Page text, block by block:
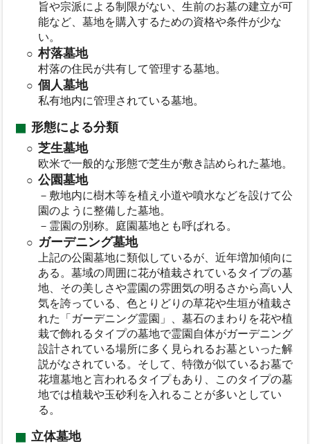
旨や宗派による制限がない、生前のお墓の建立が可
能など、墓地を購入するための資格や条件が少な
い。
村落墓地
村落の住民が共有して管理する墓地。
個人墓地
私有地内に管理されている墓地。
形態による分類
芝生墓地
欧米で一般的な形態で芝生が敷き詰められた墓地。
公園墓地
－敷地内に樹木等を植え小道や噴水などを設けて公
園のように整備した墓地。
－霊園の別称。庭園墓地とも呼ばれる。
ガーデニング墓地
上記の公園墓地に類似しているが、近年増加傾向に
ある。墓域の周囲に花が植栽されているタイプの墓
地、その美しさや霊園の雰囲気の明るさから高い人
気を誇っている、色とりどりの草花や生垣が植栽さ
れた「ガーデニング霊園」、墓石のまわりを花や植
栽で飾れるタイプの墓地で霊園自体がガーデニング
設計されている場所に多く見られるお墓といった解
説がなされている。そして、特徴が似ているお墓で
花壇墓地と言われるタイプもあり、このタイプの墓
地では植栽や玉砂利を入れることが多いとしてい
る。
立体墓地